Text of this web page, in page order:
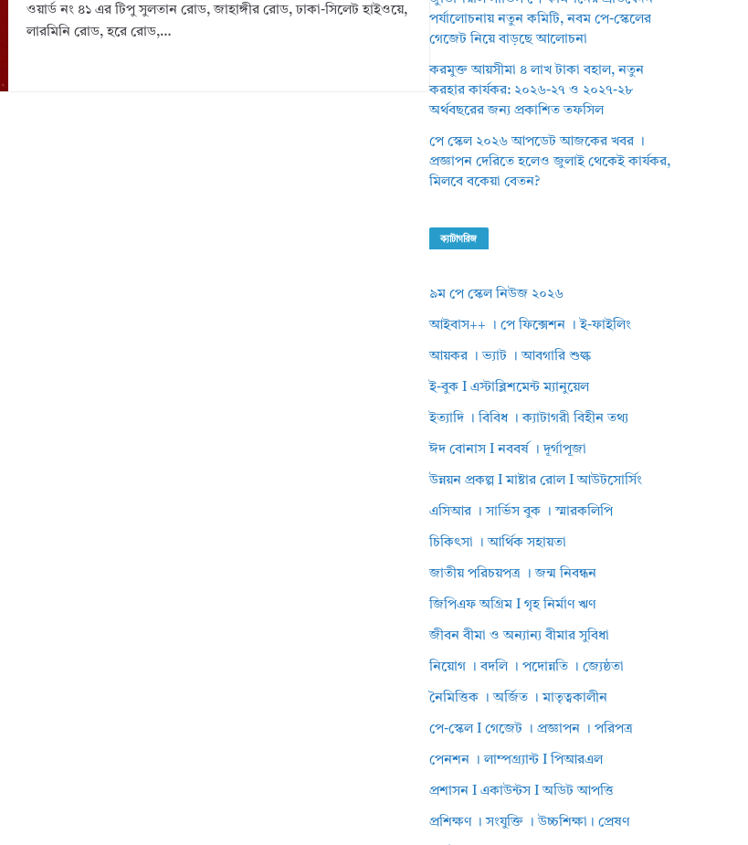
ওয়ার্ড নং ৪১ এর টিপু সুলতান রোড, জাহাঙ্গীর রোড, ঢাকা-সিলেট হাইওয়ে,
লারমিনি রোড, হরে রোড,…
পর্যালোচনায় নতুন কমিটি, নবম পে-স্কেলের
গেজেট নিয়ে বাড়ছে আলোচনা
করমুক্ত আয়সীমা ৪ লাখ টাকা বহাল, নতুন
করহার কার্যকর: ২০২৬-২৭ ও ২০২৭-২৮
অর্থবছরের জন্য প্রকাশিত তফসিল
পে স্কেল ২০২৬ আপডেট আজকের খবর ।
প্রজ্ঞাপন দেরিতে হলেও জুলাই থেকেই কার্যকর,
মিলবে বকেয়া বেতন?
ক্যাটাগরিজ
৯ম পে স্কেল নিউজ ২০২৬
আইবাস++ । পে ফিক্সেশন । ই-ফাইলিং
আয়কর । ভ্যাট । আবগারি শুল্ক
ই-বুক I এস্টাব্লিশমেন্ট ম্যানুয়েল
ইত্যাদি । বিবিধ । ক্যাটাগরী বিহীন তথ্য
ঈদ বোনাস I নববর্ষ । দূর্গাপূজা
উন্নয়ন প্রকল্প I মাষ্টার রোল I আউটসোর্সিং
এসিআর । সার্ভিস বুক । স্মারকলিপি
চিকিৎসা । আর্থিক সহায়তা
জাতীয় পরিচয়পত্র । জন্ম নিবন্ধন
জিপিএফ অগ্রিম I গৃহ নির্মাণ ঋণ
জীবন বীমা ও অন্যান্য বীমার সুবিধা
নিয়োগ । বদলি । পদোন্নতি । জ্যেষ্ঠতা
নৈমিত্তিক । অর্জিত । মাতৃত্বকালীন
পে-স্কেল I গেজেট । প্রজ্ঞাপন । পরিপত্র
পেনশন । লাম্পগ্র্যান্ট I পিআরএল
প্রশাসন I একাউন্টস I অডিট আপত্তি
প্রশিক্ষণ । সংযুক্তি । উচ্চশিক্ষা। প্রেষণ